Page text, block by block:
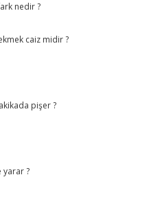
nedir ?
caiz midir ?
pişer ?
yarar ?